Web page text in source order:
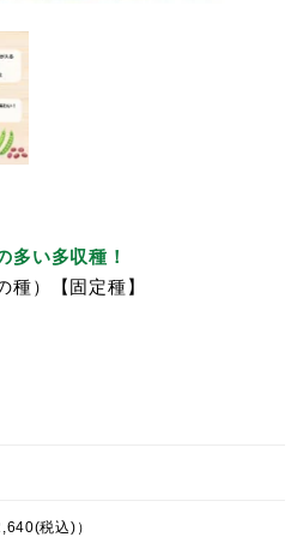
多い多収種！
種）【固定種】
税込